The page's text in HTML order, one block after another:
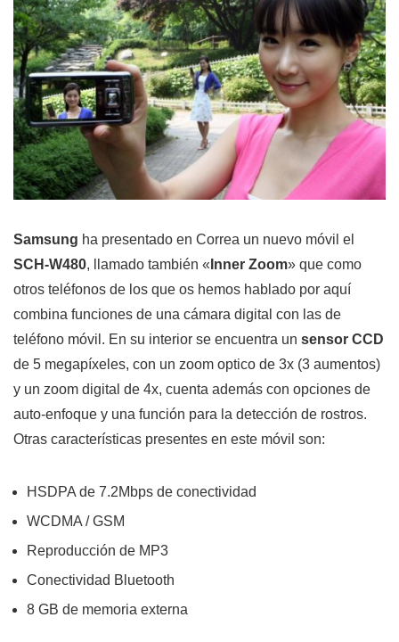
Samsung ha presentado en Correa un nuevo móvil el
SCH-W480, llamado también « Inner Zoom» que como
otros teléfonos de los que os hemos hablado por aquí
combina funciones de una cámara digital con las de
teléfono móvil. En su interior se encuentra un sensor CCD
de 5 megapíxeles, con un zoom optico de 3x (3 aumentos)
y un zoom digital de 4x, cuenta además con opciones de
auto-enfoque y una función para la detección de rostros.
Otras características presentes en este móvil son:
HSDPA de 7.2Mbps de conectividad
WCDMA / GSM
Reproducción de MP3
Conectividad Bluetooth
8 GB de memoria externa